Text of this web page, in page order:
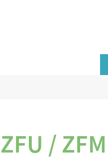
ZFU / ZFM